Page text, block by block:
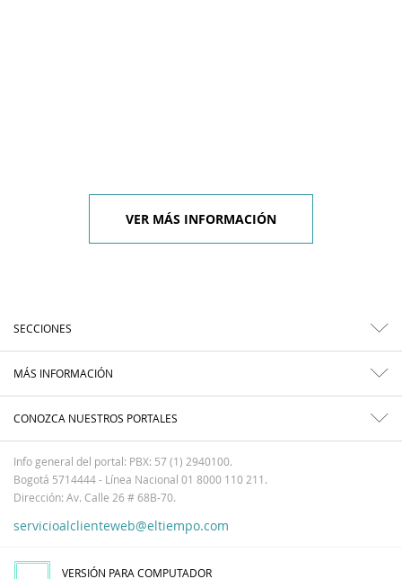
VER MÁS INFORMACIÓN
SECCIONES
MÁS INFORMACIÓN
CONOZCA NUESTROS PORTALES
Info general del portal: PBX: 57 (1) 2940100.
Bogotá 5714444 - Línea Nacional 01 8000 110 211.
Dirección: Av. Calle 26 # 68B-70.
servicioalclienteweb@eltiempo.com
VERSIÓN PARA COMPUTADOR